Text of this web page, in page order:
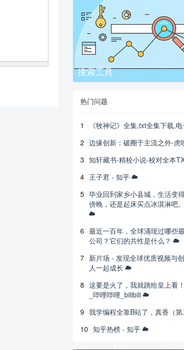
搜索工具
热门问题
1
《牧神记》全集,txt全集下载,
2 边缘创新：破圈于主流之外-虎
3 知轩藏书-精校小说-校对全本
4 王子君 - 知乎
5 毕业回到家乡小县城，生活变
傍晚，还是起床买点冰淇淋吧
6 最近一百年，全球涌现过哪些
公司？它们的共性是什么？
7 新片场 - 发现全球优质视频与
人一起成长
8 这要是火了，我就跳给皇上看
_哔哩哔哩_bilibili
9 我学编程全靠B站了，真香（第
10 知乎热榜 - 知乎